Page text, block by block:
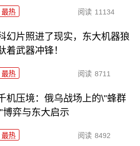
最热 阅读 11134
幻片照进了现实，东大机器狼
着武器冲锋！
最热 阅读 8711
机压境：俄乌战场上的\"蜂群
博弈与东大启示
最热 阅读 8492